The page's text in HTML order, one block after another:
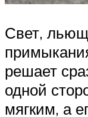
Свет,
решает
одной
мягким, а